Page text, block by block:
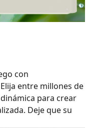
con
entre millones de
para crear
Deje que su